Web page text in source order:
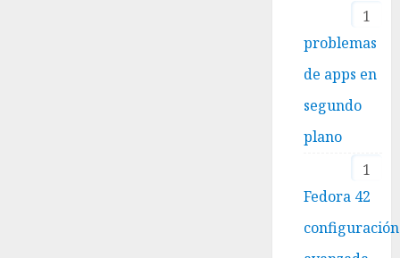
1
problemas
de apps en
segundo
plano
1
Fedora 42
configuración